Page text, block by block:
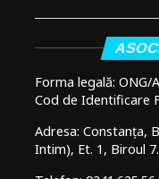
Forma legală: ONG/
Cod de Identificare
Adresa: Constanța,
Intim), Et. 1, Biroul 7.